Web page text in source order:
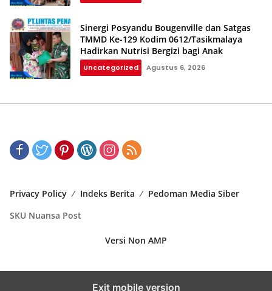
Sinergi Posyandu Bougenville dan Satgas
TMMD Ke-129 Kodim 0612/Tasikmalaya
Hadirkan Nutrisi Bergizi bagi Anak
Uncategorized Agustus 6, 2026
Privacy Policy Indeks Berita
Pedoman Media Siber
SKU Nuansa Post
Versi Non AMP
Exit mobile version